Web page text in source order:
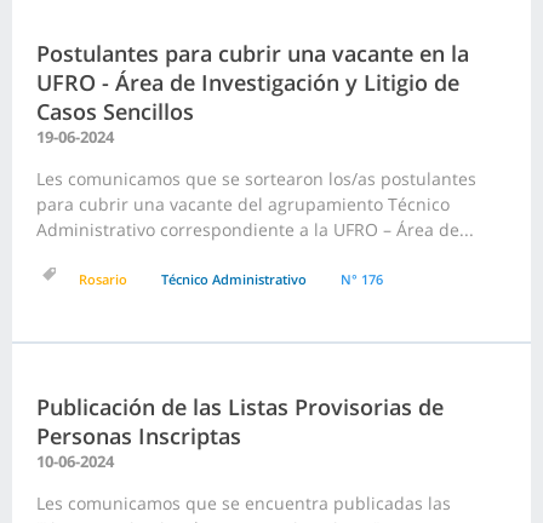
Postulantes para cubrir una vacante en la
UFRO - Área de Investigación y Litigio de
Casos Sencillos
19-06-2024
Les comunicamos que se sortearon los/as postulantes
para cubrir una vacante del agrupamiento Técnico
Administrativo correspondiente a la UFRO – Área de...
Rosario Técnico Administrativo N° 176
Publicación de las Listas Provisorias de
Personas Inscriptas
10-06-2024
Les comunicamos que se encuentra publicadas las